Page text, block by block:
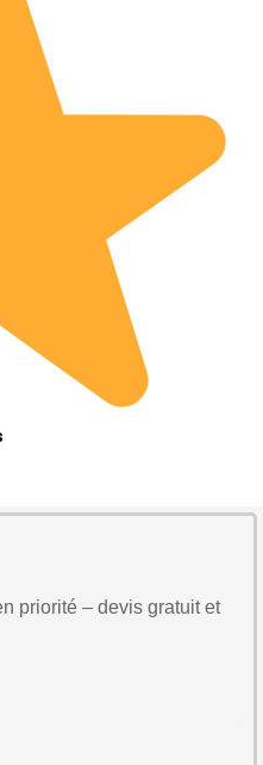
priorité – devis gratuit et